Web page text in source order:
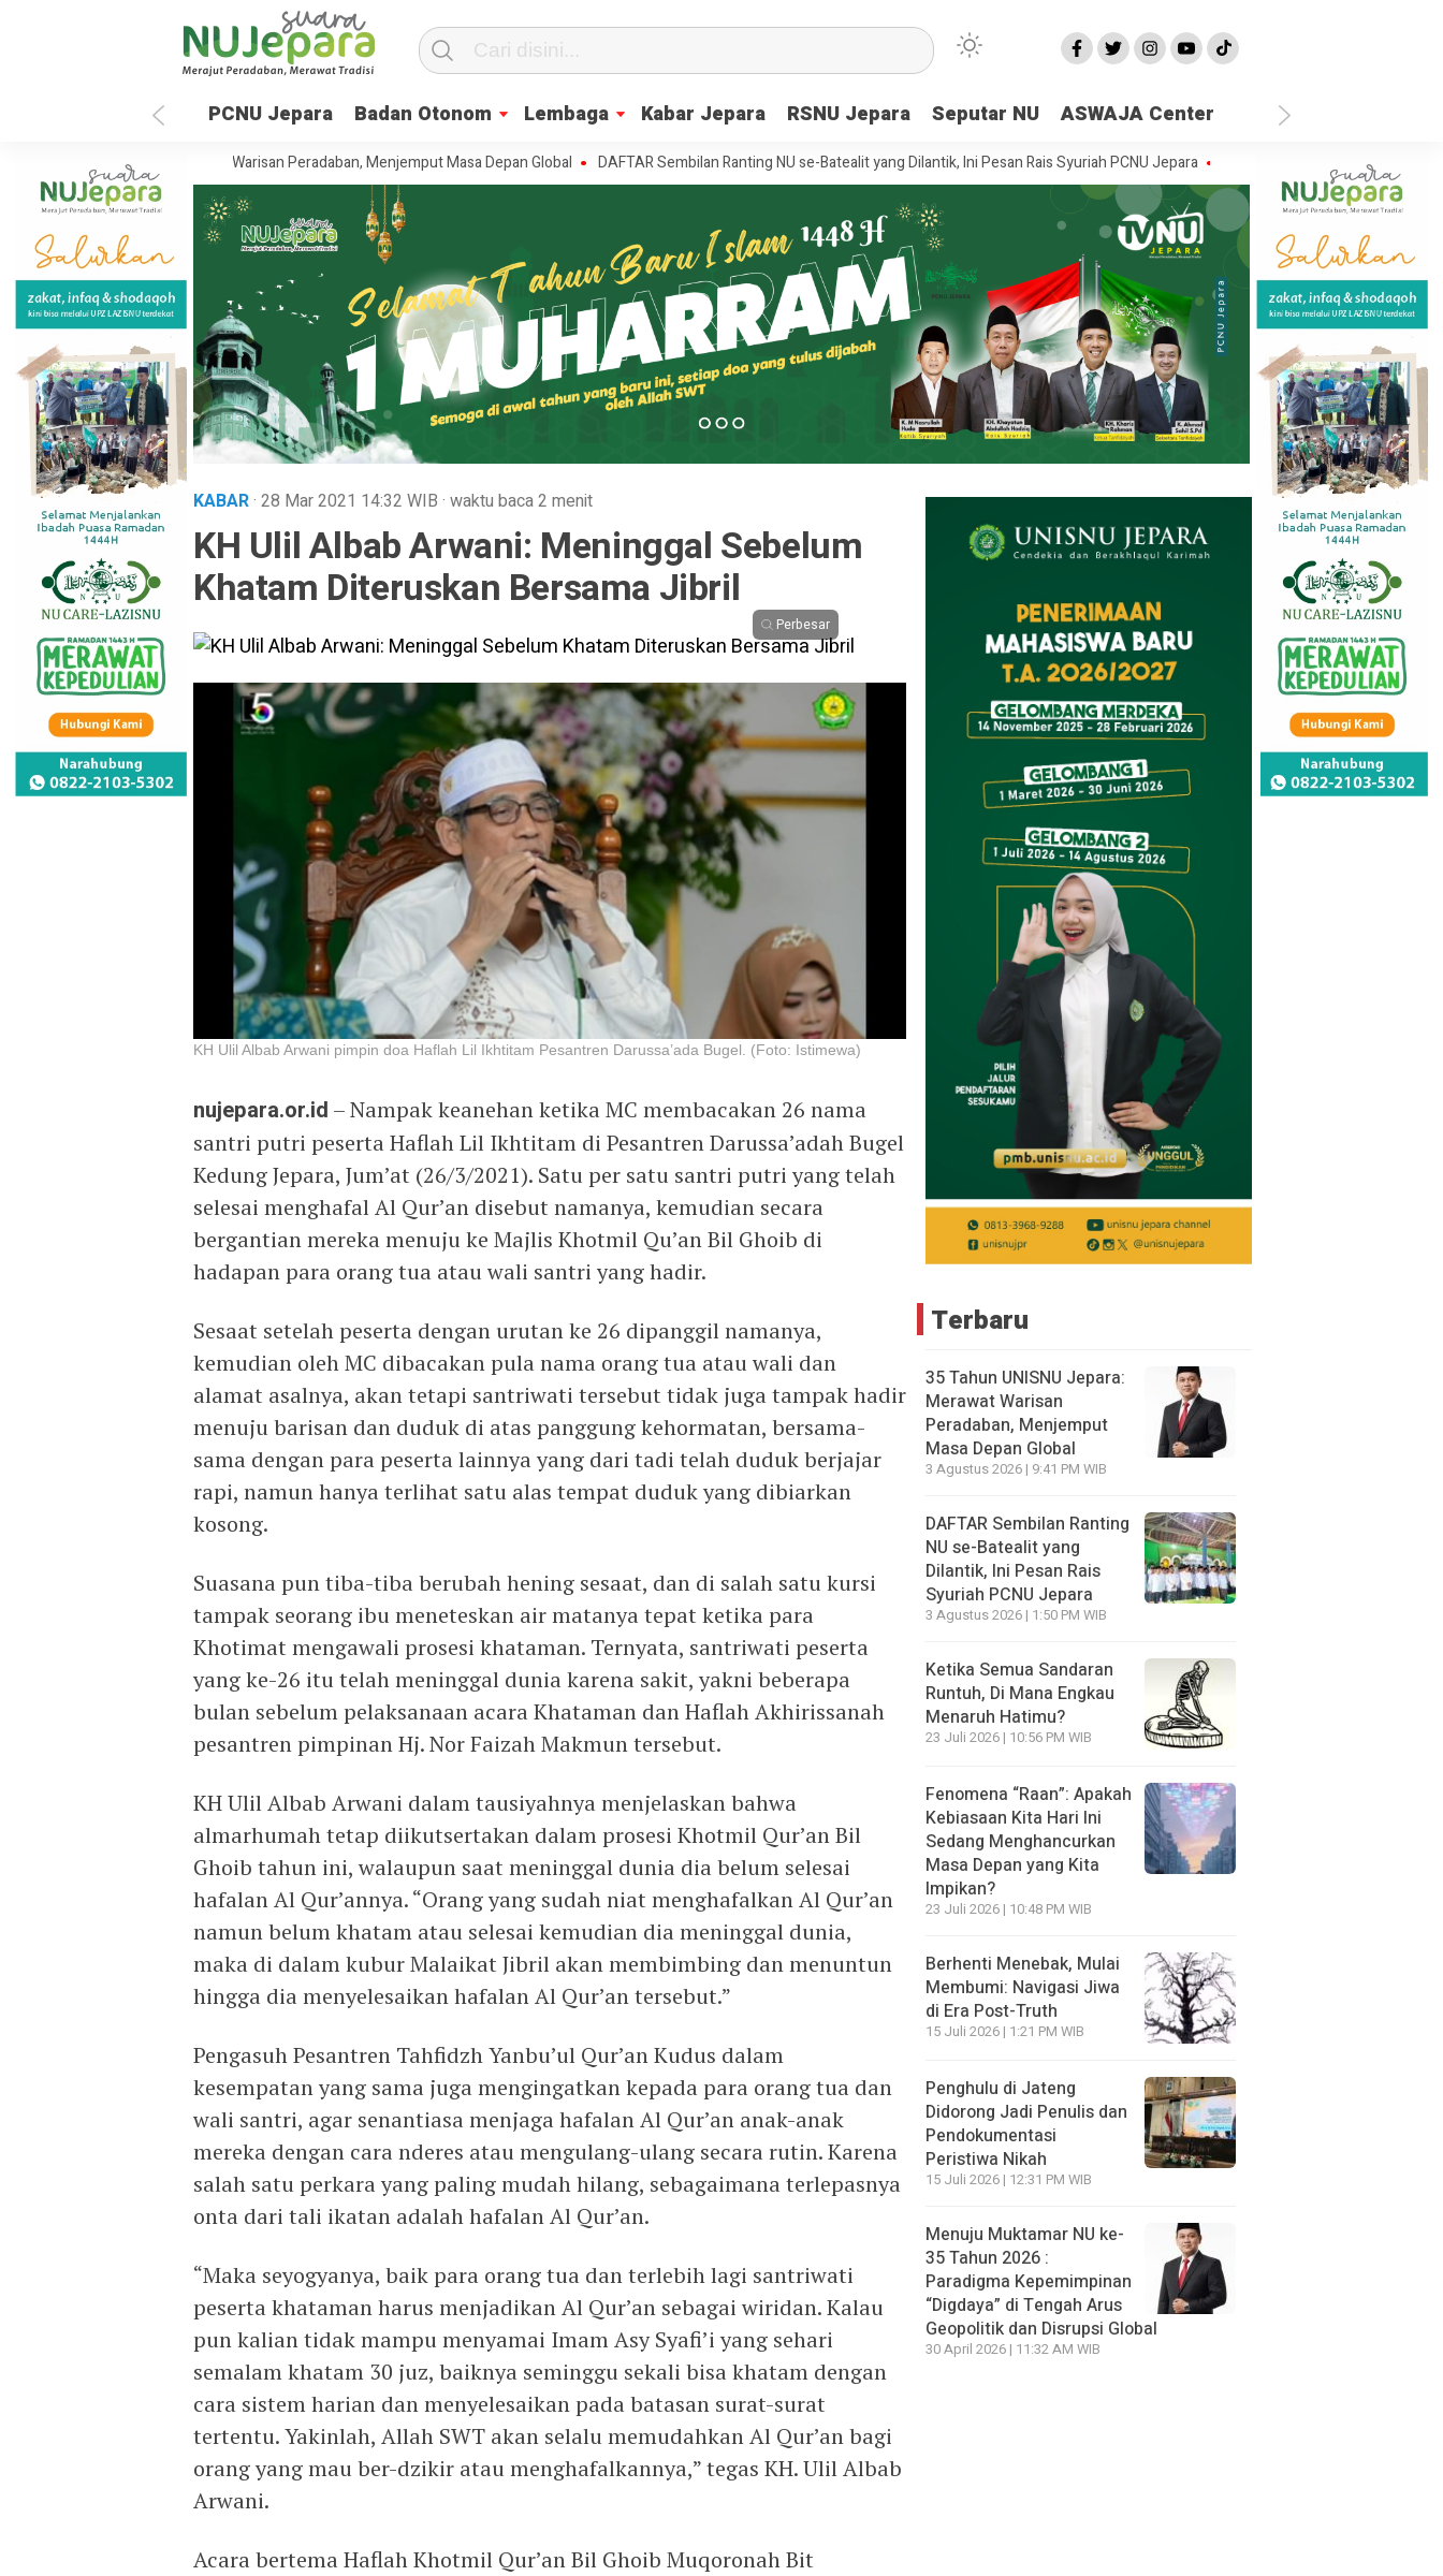
PCNU Jepara Badan Otonom Lembaga Kabar Jepara RSNU Jepara Seputar NU ASWAJA Center
Jepara: Merawat Warisan Peradaban, Menjemput Masa Depan Global DAFTAR Sembilan Ranting NU se-Batealit yang Dilantik, Ini Pesan Rais Syuriah PCNU Jepara Ketika Semua Sandaran Runtuh, Di Mana
KABAR· 28 Mar 2021 14:32 WIB · waktu baca 2 menit
KH Ulil Albab Arwani: Meninggal Sebelum
Khatam Diteruskan Bersama Jibril
Perbesar
KH Ulil Albab Arwani pimpin doa Haflah Lil Ikhtitam Pesantren Darussa’ada Bugel. (Foto: Istimewa)
nujepara.or.id – Nampak keanehan ketika MC membacakan 26 nama
santri putri peserta Haflah Lil Ikhtitam di Pesantren Darussa’adah Bugel
Kedung Jepara, Jum’at (26/3/2021). Satu per satu santri putri yang telah
selesai menghafal Al Qur’an disebut namanya, kemudian secara
bergantian mereka menuju ke Majlis Khotmil Qu’an Bil Ghoib di
hadapan para orang tua atau wali santri yang hadir.
Sesaat setelah peserta dengan urutan ke 26 dipanggil namanya,
kemudian oleh MC dibacakan pula nama orang tua atau wali dan
alamat asalnya, akan tetapi santriwati tersebut tidak juga tampak hadir
menuju barisan dan duduk di atas panggung kehormatan, bersama-
sama dengan para peserta lainnya yang dari tadi telah duduk berjajar
rapi, namun hanya terlihat satu alas tempat duduk yang dibiarkan
kosong.
Suasana pun tiba-tiba berubah hening sesaat, dan di salah satu kursi
tampak seorang ibu meneteskan air matanya tepat ketika para
Khotimat mengawali prosesi khataman. Ternyata, santriwati peserta
yang ke-26 itu telah meninggal dunia karena sakit, yakni beberapa
bulan sebelum pelaksanaan acara Khataman dan Haflah Akhirissanah
pesantren pimpinan Hj. Nor Faizah Makmun tersebut.
KH Ulil Albab Arwani dalam tausiyahnya menjelaskan bahwa
almarhumah tetap diikutsertakan dalam prosesi Khotmil Qur’an Bil
Ghoib tahun ini, walaupun saat meninggal dunia dia belum selesai
hafalan Al Qur’annya. “Orang yang sudah niat menghafalkan Al Qur’an
namun belum khatam atau selesai kemudian dia meninggal dunia,
maka di dalam kubur Malaikat Jibril akan membimbing dan menuntun
hingga dia menyelesaikan hafalan Al Qur’an tersebut.”
Pengasuh Pesantren Tahfidzh Yanbu’ul Qur’an Kudus dalam
kesempatan yang sama juga mengingatkan kepada para orang tua dan
wali santri, agar senantiasa menjaga hafalan Al Qur’an anak-anak
mereka dengan cara nderes atau mengulang-ulang secara rutin. Karena
salah satu perkara yang paling mudah hilang, sebagaimana terlepasnya
onta dari tali ikatan adalah hafalan Al Qur’an.
“Maka seyogyanya, baik para orang tua dan terlebih lagi santriwati
peserta khataman harus menjadikan Al Qur’an sebagai wiridan. Kalau
pun kalian tidak mampu menyamai Imam Asy Syafi’i yang sehari
semalam khatam 30 juz, baiknya seminggu sekali bisa khatam dengan
cara sistem harian dan menyelesaikan pada batasan surat-surat
tertentu. Yakinlah, Allah SWT akan selalu memudahkan Al Qur’an bagi
orang yang mau ber-dzikir atau menghafalkannya,” tegas KH. Ulil Albab
Arwani.
Acara bertema Haflah Khotmil Qur’an Bil Ghoib Muqoronah Bit
Terbaru
35 Tahun UNISNU Jepara:
Merawat Warisan
Peradaban, Menjemput
Masa Depan Global
3 Agustus 2026 | 9:41 PM WIB
DAFTAR Sembilan Ranting
NU se-Batealit yang
Dilantik, Ini Pesan Rais
Syuriah PCNU Jepara
3 Agustus 2026 | 1:50 PM WIB
Ketika Semua Sandaran
Runtuh, Di Mana Engkau
Menaruh Hatimu?
23 Juli 2026 | 10:56 PM WIB
Fenomena “Raan”: Apakah
Kebiasaan Kita Hari Ini
Sedang Menghancurkan
Masa Depan yang Kita
Impikan?
23 Juli 2026 | 10:48 PM WIB
Berhenti Menebak, Mulai
Membumi: Navigasi Jiwa
di Era Post-Truth
15 Juli 2026 | 1:21 PM WIB
Penghulu di Jateng
Didorong Jadi Penulis dan
Pendokumentasi
Peristiwa Nikah
15 Juli 2026 | 12:31 PM WIB
Menuju Muktamar NU ke-
35 Tahun 2026 :
Paradigma Kepemimpinan
“Digdaya” di Tengah Arus
Geopolitik dan Disrupsi Global
30 April 2026 | 11:32 AM WIB